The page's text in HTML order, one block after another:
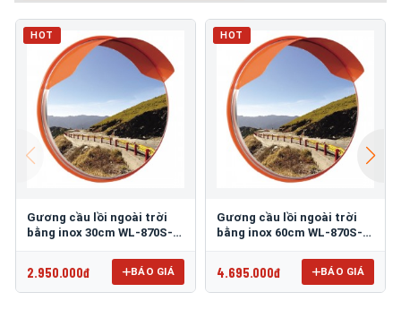
HOT
Gương cầu lồi ngoài trời
bằng inox 30cm WL-870S-
2.950.000đ BÁO GIÁ
HOT
Gương cầu lồi ngoài trời
bằng inox 60cm WL-870S-
4.695.000đ BÁO GIÁ